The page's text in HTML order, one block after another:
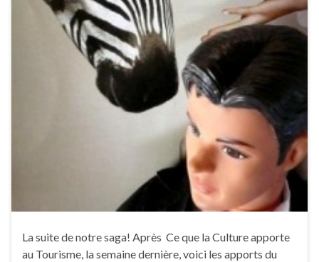
La suite de notre saga! Après Ce que la Culture apporte
au Tourisme, la semaine dernière, voici les apports du